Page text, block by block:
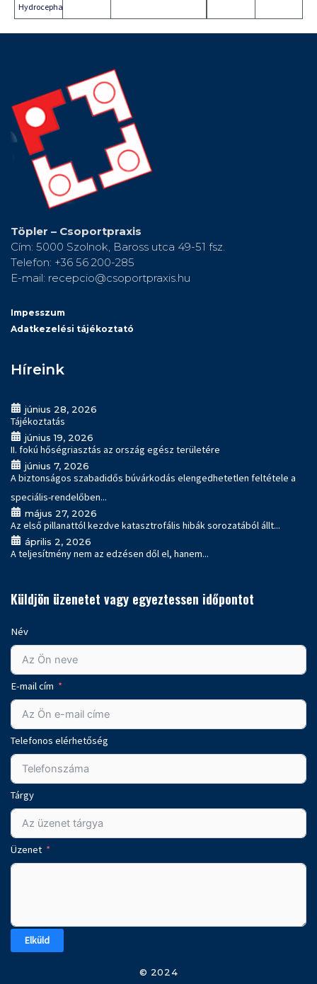
Hydrocephalus
Töpler – Csoportpraxis
Cím: 5000 Szolnok, Baross utca 49-51 fsz.
Telefon: +36 56 200-285
E-mail: recepcio@csoportpraxis.hu
Impesszum
Adatkezelési tájékoztató
Híreink
június 28, 2026
Tájékoztatás
június 19, 2026
II. fokú hőségriasztás az ország egész területére
június 7, 2026
A biztonságos szabadidős búvárkodás elengedhetetlen feltétele a
speciális-rendelőben...
május 27, 2026
Az első pillanattól kezdve katasztrofális hibák sorozatából állt...
április 2, 2026
A teljesítmény nem az edzésen dől el, hanem...
Küldjön üzenetet vagy egyeztessen időpontot
Név
E-mail cím
Telefonos elérhetőség
Tárgy
Üzenet
Elküld
© 2024